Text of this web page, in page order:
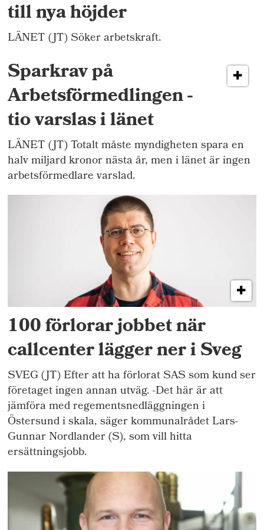
till nya höjder
LÄNET (JT) Söker arbetskraft.
Sparkrav på
Arbetsförmedlingen -
tio varslas i länet
LÄNET (JT) Totalt måste myndigheten spara en
halv miljard kronor nästa år, men i länet är ingen
arbetsförmedlare varslad.
100 förlorar jobbet när
callcenter lägger ner i Sveg
SVEG (JT) Efter att ha förlorat SAS som kund ser
företaget ingen annan utväg. -Det här är att
jämföra med regementsnedläggningen i
Östersund i skala, säger kommunalrådet Lars-
Gunnar Nordlander (S), som vill hitta
ersättningsjobb.